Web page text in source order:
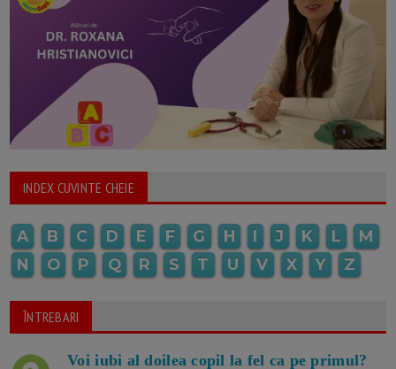
INDEX CUVINTE CHEIE
A B C D E F G H I J K L
M
N
O P Q R S T U V X Y Z
ÎNTREBARI
Voi iubi al doilea copil la fel ca pe primul?